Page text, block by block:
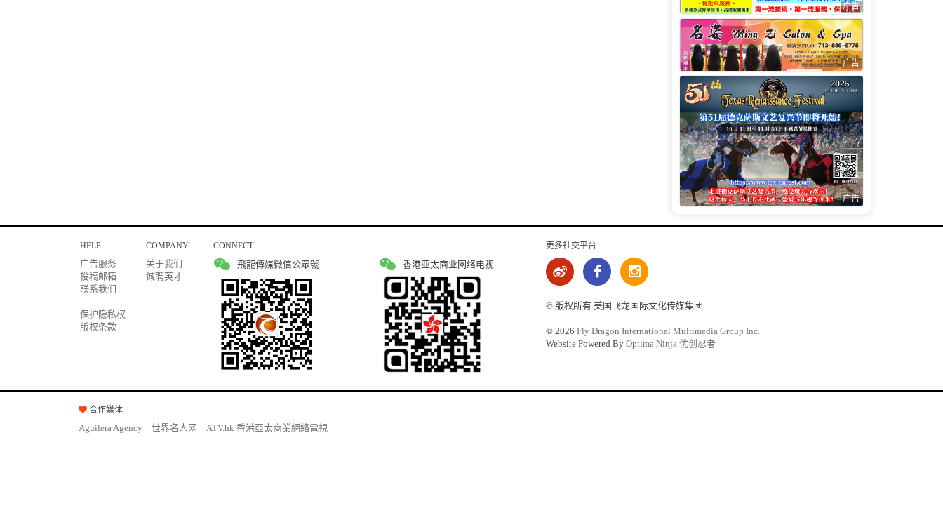
广告
广告
广告
HELP
广告服务
投稿邮箱
联系我们
保护隐私权
版权条款
COMPANY
关于我们
诚聘英才
CONNECT
飛龍傳媒微信公眾號 香港亚太商业网络电视
更多社交平台
© 版权所有 美国飞龙国际文化传媒集团
© 2026 Fly Dragon International Multimedia Group Inc.
Website Powered By Optima Ninja 优创忍者
合作媒体
Aguilera Agency 世界名人网 ATV.hk 香港亞太商業網絡電視